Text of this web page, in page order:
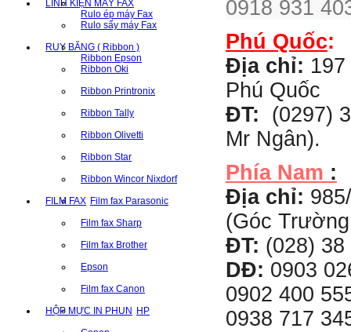
LINH KIỆN MÁY FAX
Rulo ép máy Fax
Rulo sấy máy Fax
RUY BĂNG ( Ribbon )
Ribbon Epson
Ribbon Oki
Ribbon Printronix
Ribbon Tally
Ribbon Olivetti
Ribbon Star
Ribbon Wincor Nixdorf
FILM FAX Film fax Parasonic
Film fax Sharp
Film fax Brother
Epson
Film fax Canon
HỘP MỰC IN PHUN HP
0918 931
Phú Quốc:
Địa chỉ:
Phú Quốc
ĐT:
(0297)
Mr Ngân).
Phía Nam :
Địa chỉ:
(Góc
ĐT: (028)
DĐ: 0903
0902 400
0938 717